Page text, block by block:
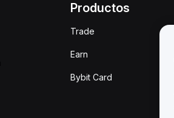
Productos
Trade
Earn
Bybit Card